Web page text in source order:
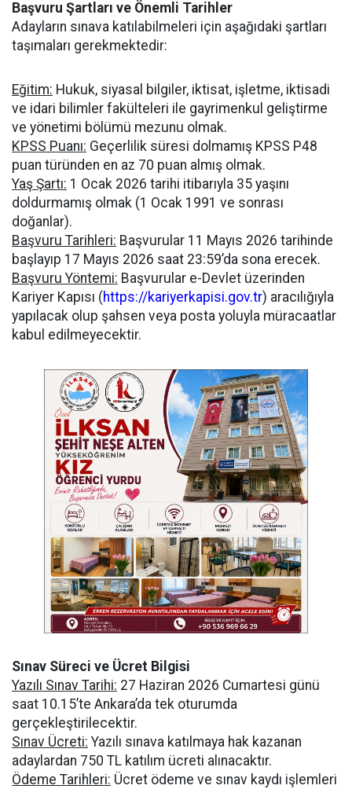
Başvuru Şartları ve Önemli Tarihler
Adayların sınava katılabilmeleri için aşağıdaki şartları
taşımaları gerekmektedir:
Eğitim: Hukuk, siyasal bilgiler, iktisat, işletme, iktisadi
ve idari bilimler fakülteleri ile gayrimenkul geliştirme
ve yönetimi bölümü mezunu olmak.
KPSS Puanı: Geçerlilik süresi dolmamış KPSS P48
puan türünden en az 70 puan almış olmak.
Yaş Şartı: 1 Ocak 2026 tarihi itibarıyla 35 yaşını
doldurmamış olmak (1 Ocak 1991 ve sonrası
doğanlar).
Başvuru Tarihleri: Başvurular 11 Mayıs 2026 tarihinde
başlayıp 17 Mayıs 2026 saat 23:59’da sona erecek.
Başvuru Yöntemi: Başvurular e-Devlet üzerinden
Kariyer Kapısı (https://kariyerkapisi.gov.tr) aracılığıyla
yapılacak olup şahsen veya posta yoluyla müracaatlar
kabul edilmeyecektir.
Sınav Süreci ve Ücret Bilgisi
Yazılı Sınav Tarihi: 27 Haziran 2026 Cumartesi günü
saat 10.15’te Ankara’da tek oturumda
gerçekleştirilecektir.
Sınav Ücreti: Yazılı sınava katılmaya hak kazanan
adaylardan 750 TL katılım ücreti alınacaktır.
Ödeme Tarihleri: Ücret ödeme ve sınav kaydı işlemleri